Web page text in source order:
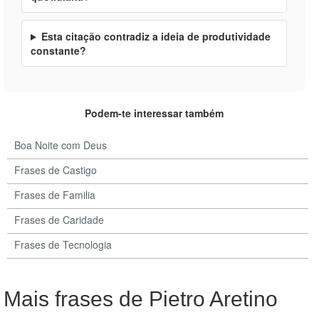
Esta citação contradiz a ideia de produtividade
constante?
Podem-te interessar também
Boa Noite com Deus
Frases de Castigo
Frases de Familia
Frases de Caridade
Frases de Tecnologia
Mais frases de Pietro Aretino